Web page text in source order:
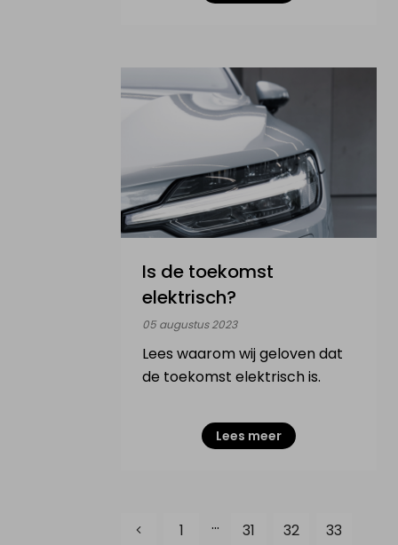
Is de toekomst
elektrisch?
05 augustus 2023
Lees waarom wij geloven dat
de toekomst elektrisch is.
Lees meer
1 ... 31 32
33